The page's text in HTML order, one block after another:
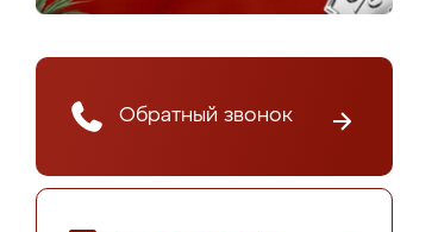
Обратный звонок